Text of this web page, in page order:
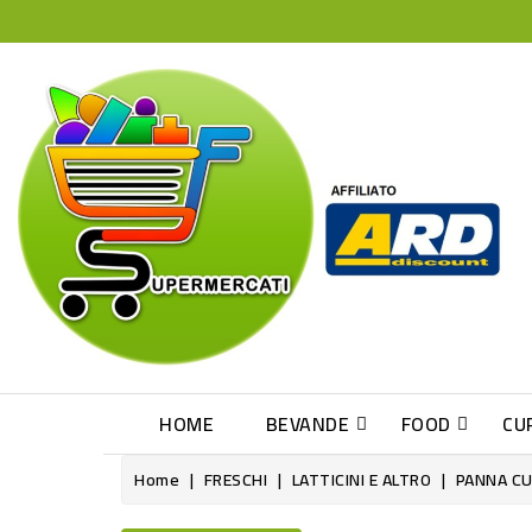
HOME BEVANDE FOOD
Home FRESCHI LATTICINI E ALTRO PANNA